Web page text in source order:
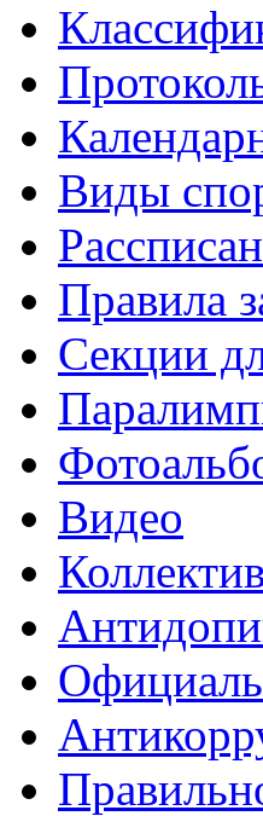
Виды
Правила
Секции
Видео
Коллектив